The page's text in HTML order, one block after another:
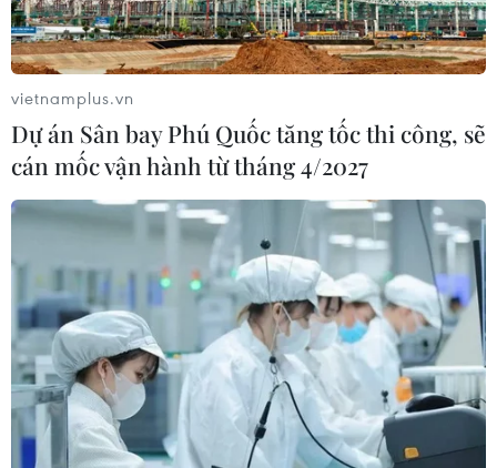
vietnamplus.vn
Dự án Sân bay Phú Quốc tăng tốc thi công, sẽ
cán mốc vận hành từ tháng 4/2027